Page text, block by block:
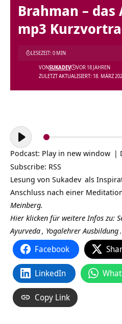
Brahman – das
mp3
ZULETZT AKTUALISIERT: 18. MÄRZ
VONSUKADEV VOR 18 JAHREN
LESEZEIT: 0 MIN
Audio-
Player
Podcast: Play in new window |
Subscribe: RSS
Lesung von Sukadev als
Anschluss nach einer
Meinberg.
Hier klicken für weitere Infos zu:
Ayurveda, Yogalehrer Ausbildung.
Facebook
LinkedIn
Copy Link